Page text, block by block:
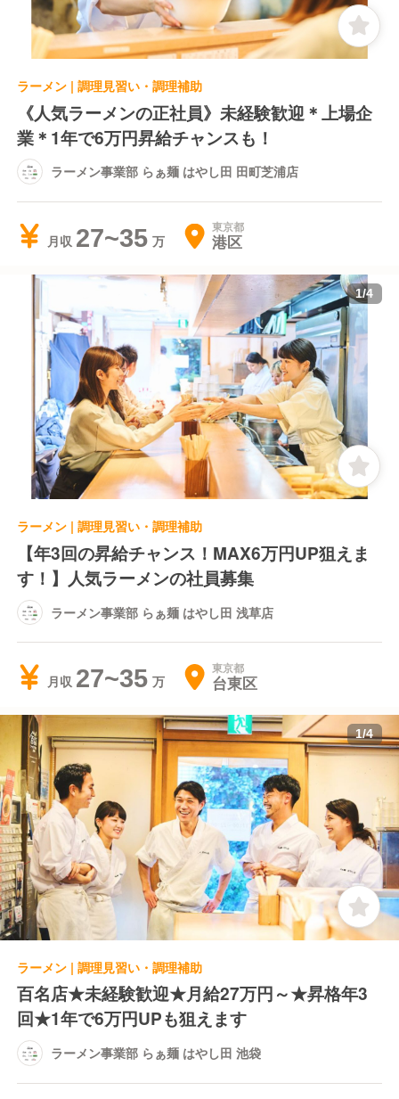
ラーメン | 調理見習い・調理補助
《人気ラーメンの正社員》未経験歓迎＊上場企
業＊1年で6万円昇給チャンスも！
ラーメン事業部 らぁ麺 はやし田 田町芝浦店
月収 27~35 東京都
港区
1/4
ラーメン | 調理見習い・調理補助
【年3回の昇給チャンス！MAX6万円UP狙えま
す！】人気ラーメンの社員募集
ラーメン事業部 らぁ麺 はやし田 浅草店
月収 27~35 東京都
台東区
1/4
ラーメン | 調理見習い・調理補助
百名店★未経験歓迎★月給27万円～★昇格年3
回★1年で6万円UPも狙えます
ラーメン事業部 らぁ麺 はやし田 池袋